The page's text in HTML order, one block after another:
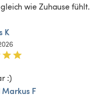
wie Zuhause fühlt.
K
:)
F